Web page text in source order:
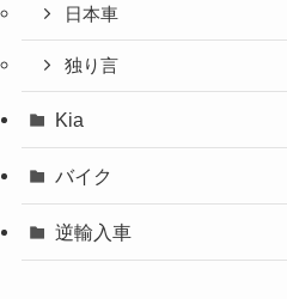
日本車
独り言
Kia
バイク
逆輸入車